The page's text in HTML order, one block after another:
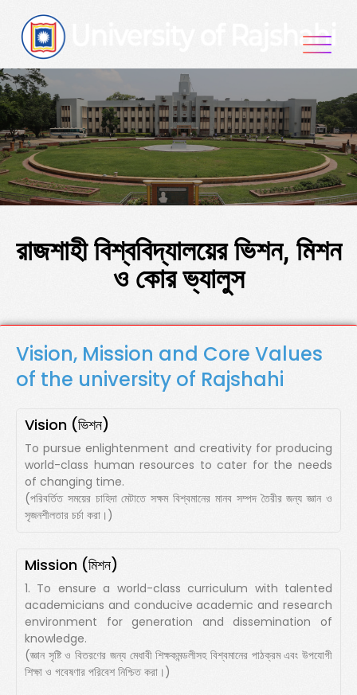
রাজশাহী বিশ্ববিদ্যালয়ের ভিশন, মিশন
ও কোর ভ্যালুস
Vision, Mission and Core Values
of the university of Rajshahi
Vision (ভিশন)
To pursue enlightenment and creativity for producing
world-class human resources to cater for the needs
of changing time.
(পরিবর্তিত সময়ের চাহিদা মেটাতে সক্ষম বিশ্বমানের মানব সম্পদ তৈরীর জন্য জ্ঞান ও
সৃজনশীলতার চর্চা করা।)
Mission (মিশন)
1. To ensure a world-class curriculum with talented
academicians and conducive academic and research
environment for generation and dissemination of
knowledge.
(জ্ঞান সৃষ্টি ও বিতরণের জন্য মেধাবী শিক্ষকমন্ডলীসহ বিশ্বমানের পাঠক্রম এবং উপযোগী
শিক্ষা ও গবেষণার পরিবেশ নিশ্চিত করা।)